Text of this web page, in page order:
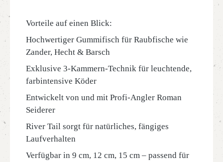
Vorteile auf einen Blick:
Hochwertiger Gummifisch für Raubfische wie
Zander, Hecht & Barsch
Exklusive 3-Kammern-Technik für leuchtende,
farbintensive Köder
Entwickelt von und mit Profi-Angler Roman
Seiderer
River Tail sorgt für natürliches, fängiges
Laufverhalten
Verfügbar in 9 cm, 12 cm, 15 cm – passend für